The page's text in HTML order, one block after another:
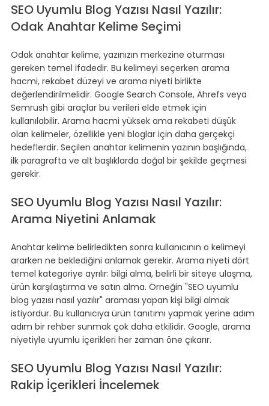
SEO Uyumlu Blog Yazısı Nasıl Yazılır:
Odak Anahtar Kelime Seçimi
Odak anahtar kelime, yazınızın merkezine oturması
gereken temel ifadedir. Bu kelimeyi seçerken arama
hacmi, rekabet düzeyi ve arama niyeti birlikte
değerlendirilmelidir. Google Search Console, Ahrefs veya
Semrush gibi araçlar bu verileri elde etmek için
kullanılabilir. Arama hacmi yüksek ama rekabeti düşük
olan kelimeler, özellikle yeni bloglar için daha gerçekçi
hedeflerdir. Seçilen anahtar kelimenin yazının başlığında,
ilk paragrafta ve alt başlıklarda doğal bir şekilde geçmesi
gerekir.
SEO Uyumlu Blog Yazısı Nasıl Yazılır:
Arama Niyetini Anlamak
Anahtar kelime belirledikten sonra kullanıcının o kelimeyi
ararken ne beklediğini anlamak gerekir. Arama niyeti dört
temel kategoriye ayrılır: bilgi alma, belirli bir siteye ulaşma,
ürün karşılaştırma ve satın alma. Örneğin "SEO uyumlu
blog yazısı nasıl yazılır" araması yapan kişi bilgi almak
istiyordur. Bu kullanıcıya ürün tanıtımı yapmak yerine adım
adım bir rehber sunmak çok daha etkilidir. Google, arama
niyetiyle uyumlu içerikleri her zaman öne çıkarır.
SEO Uyumlu Blog Yazısı Nasıl Yazılır:
Rakip İçerikleri İncelemek